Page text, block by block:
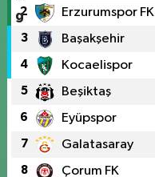
2 Erzurumspor FK
3 Başakşehir
4 Kocaelispor
5 Beşiktaş
6 Eyüpspor
7 Galatasaray
8 Çorum FK